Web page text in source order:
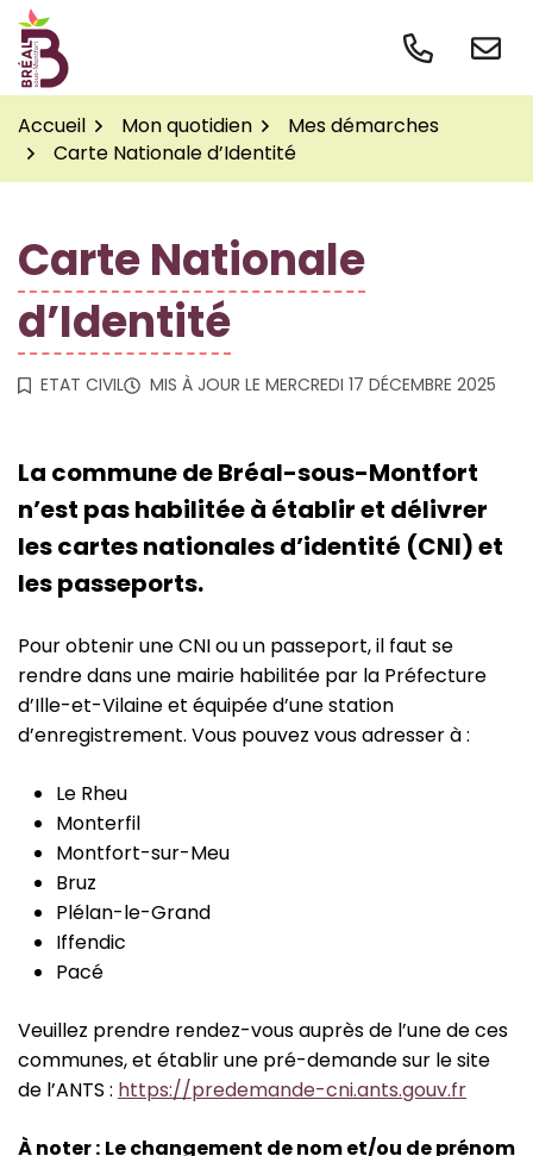
Gestion des traceurs
Aller
contenu
Accueil
Mon quotidien
Mes démarches
Carte Nationale d’Identité
Carte Nationale
d’Identité
ETAT CIVIL MIS À JOUR LE MERCREDI 17 DÉCEMBRE 2025
La commune de Bréal-sous-Montfort
n’est pas habilitée à établir et délivrer
les cartes nationales d’identité (CNI) et
les passeports.
Pour obtenir une CNI ou un passeport, il faut se
rendre dans une mairie habilitée par la Préfecture
d’Ille-et-Vilaine et équipée d’une station
d’enregistrement. Vous pouvez vous adresser à :
Le Rheu
Monterfil
Montfort-sur-Meu
Bruz
Plélan-le-Grand
Iffendic
Pacé
Veuillez prendre rendez-vous auprès de l’une de ces
communes, et établir une pré-demande sur le site
de l’ANTS : https://predemande-cni.ants.gouv.fr
Ànoter : Le changement de nom et/ou de prénom